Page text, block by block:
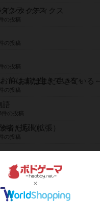
ンタクティクス
の投稿
件の投稿
件の投稿
～お前はまだ生きている～
件の投稿
語
件の投稿
者たち（拡張）
の投稿
ラミー ポケット